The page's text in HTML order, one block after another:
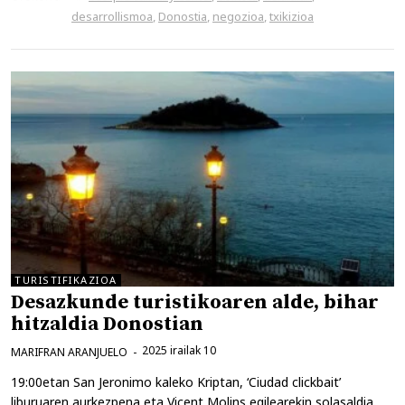
desarrollismoa, Donostia, negozioa,txikizioa
TURISTIFIKAZIOA
Desazkunde turistikoaren alde, bihar
hitzaldia Donostian
2025 irailak 10
MARIFRAN ARANJUELO
19:00etan San Jeronimo kaleko Kriptan, ‘Ciudad clickbait’
liburuaren aurkezpena eta Vicent Molins egilearekin solasaldia.